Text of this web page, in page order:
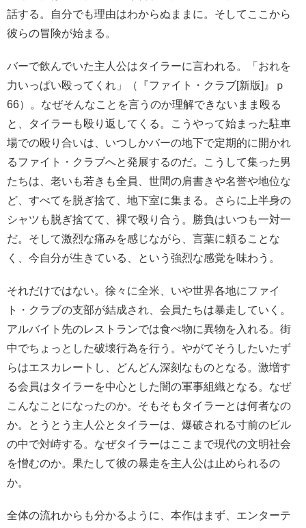
話する。自分でも理由はわからぬままに。そしてここから
彼らの冒険が始まる。
バーで飲んでいた主人公はタイラーに言われる。「おれを
力いっぱい殴ってくれ」（『ファイト・クラブ[新版]』ｐ
66）。なぜそんなことを言うのか理解できないまま殴る
と、タイラーも殴り返してくる。こうやって始まった駐車
場での殴り合いは、いつしかバーの地下で定期的に開かれ
るファイト・クラブへと発展するのだ。こうして集った男
たちは、老いも若きも全員、世間の肩書きや名誉や地位な
ど、すべてを脱ぎ捨て、地下室に集まる。さらに上半身の
シャツも脱ぎ捨てて、裸で殴り合う。勝負はいつも一対一
だ。そして激烈な痛みを感じながら、言葉に頼ることな
く、今自分が生きている、という強烈な感覚を味わう。
それだけではない。徐々に全米、いや世界各地にファイ
ト・クラブの支部が結成され、会員たちは暴走していく。
アルバイト先のレストランでは食べ物に異物を入れる。街
中でちょっとした破壊行為を行う。やがてそうしたいたず
らはエスカレートし、どんどん深刻なものとなる。激増す
る会員はタイラーを中心とした闇の軍事組織となる。なぜ
こんなことになったのか。そもそもタイラーとは何者なの
か。とうとう主人公とタイラーは、爆破される寸前のビル
の中で対峙する。なぜタイラーはここまで現代の文明社会
を憎むのか。果たして彼の暴走を主人公は止められるの
か。
全体の流れからも分かるように、本作はまず、エンターテ